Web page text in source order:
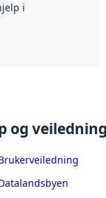
i
og